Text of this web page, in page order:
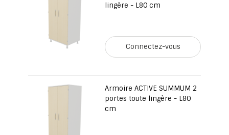
lingère - L80 cm
Connectez-vous
Armoire ACTIVE SUMMUM 2
portes toute lingère - L80
cm